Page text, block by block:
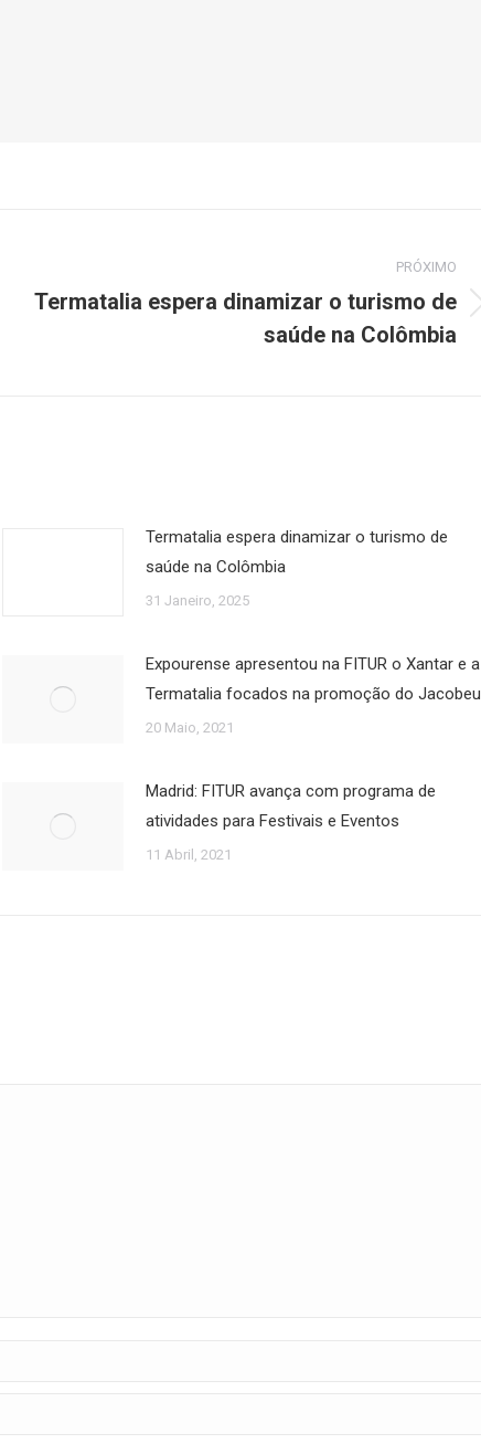
PRÓXIMO
Próximo
Termatalia espera dinamizar o turismo de
saúde na Colômbia
Termatalia espera dinamizar o turismo de
saúde na Colômbia
31 Janeiro, 2025
Expourense apresentou na FITUR o Xantar e a
Termatalia focados na promoção do Jacobeu
20 Maio, 2021
Madrid: FITUR avança com programa de
atividades para Festivais e Eventos
11 Abril, 2021